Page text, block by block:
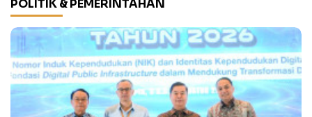
POLITIK & PEMERINTAHAN